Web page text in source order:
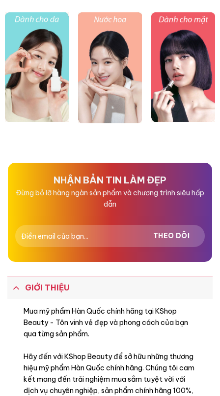
NHẬN BẢN TIN LÀM ĐẸP
Đừng bỏ lỡ hàng ngàn sản phẩm và chương trình siêu hấp
dẫn
GIỚI THIỆU
Mua mỹ phẩm Hàn Quốc chính hãng tại KShop
Beauty - Tôn vinh vẻ đẹp và phong cách của bạn
qua từng sản phẩm.
Hãy đến với KShop Beauty để sở hữu những thương
hiệu mỹ phẩm Hàn Quốc chính hãng. Chúng tôi cam
kết mang đến trải nghiệm mua sắm tuyệt vời với
dịch vụ chuyên nghiệp, sản phẩm chính hãng 100%,